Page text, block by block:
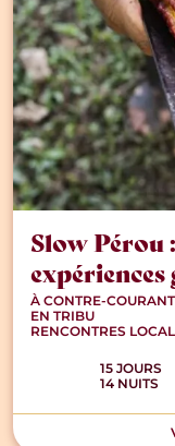
Slow
À CONTRE-COURANT
EN TRIBU
RENCONTRES
15 JOURS
14 NUITS